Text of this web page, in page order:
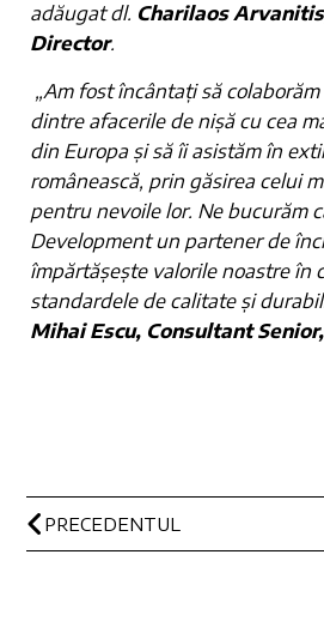
adăugat dl. Charilaos
Director.
„Am fost încântați să
dintre afacerile de nișă cu cea
din Europa și să îi asistăm în
românească, prin găsirea celui
pentru nevoile lor. Ne bucurăm
Development un partener de
împărtășește valorile noastre în
standardele de calitate și
Mihai Escu, Consultant
PRECEDENTUL